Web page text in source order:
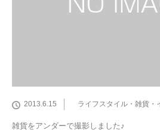
2013.6.15 ライフスタイル・雑貨・
雑貨をアンダーで撮影しました♪